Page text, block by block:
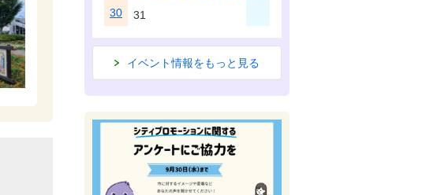
30
31
イベント情報をもっと見る